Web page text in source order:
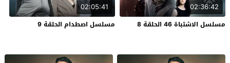
02:36:42
مسلسل الاشتباة 46 الحلقة 8
02:05:41
مسلسل اصطدام الحلقة 9